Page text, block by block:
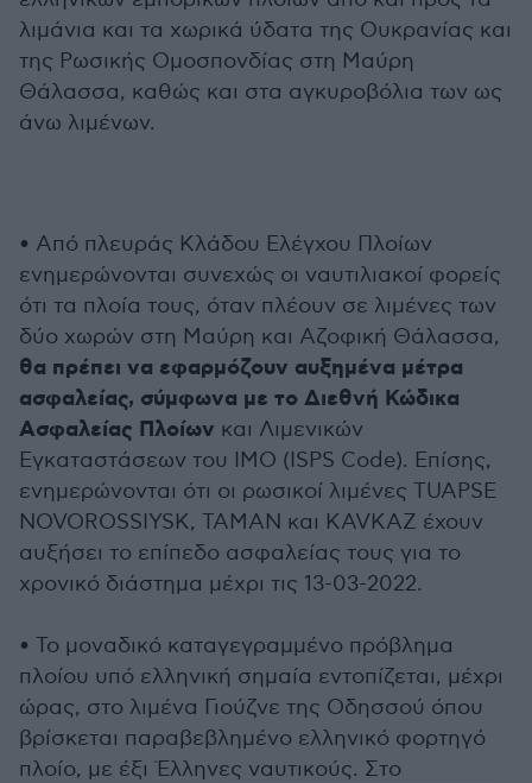
λιμάνια και τα χωρικά ύδατα της Ουκρανίας και
της Ρωσικής Ομοσπονδίας στη Μαύρη
Θάλασσα, καθώς και στα αγκυροβόλια των ως
άνω λιμένων.
• Από πλευράς Κλάδου Ελέγχου Πλοίων
ενημερώνονται συνεχώς οι ναυτιλιακοί φορείς
ότι τα πλοία τους, όταν πλέουν σε λιμένες των
δύο χωρών στη Μαύρη και Αζοφική Θάλασσα,
θα πρέπει να εφαρμόζουν αυξημένα μέτρα
ασφαλείας, σύμφωνα με το Διεθνή Κώδικα
Ασφαλείας Πλοίων και Λιμενικών
Εγκαταστάσεων του ΙΜΟ (ISPS Code). Επίσης,
ενημερώνονται ότι οι ρωσικοί λιμένες TUAPSE
NOVOROSSIYSK, TAMAN και KAVKAZ έχουν
αυξήσει το επίπεδο ασφαλείας τους για το
χρονικό διάστημα μέχρι τις 13-03-2022.
• Το μοναδικό καταγεγραμμένο πρόβλημα
πλοίου υπό ελληνική σημαία εντοπίζεται, μέχρι
ώρας, στο λιμένα Γιούζνε της Οδησσού όπου
βρίσκεται παραβεβλημένο ελληνικό φορτηγό
πλοίο, με έξι Έλληνες ναυτικούς. Στο